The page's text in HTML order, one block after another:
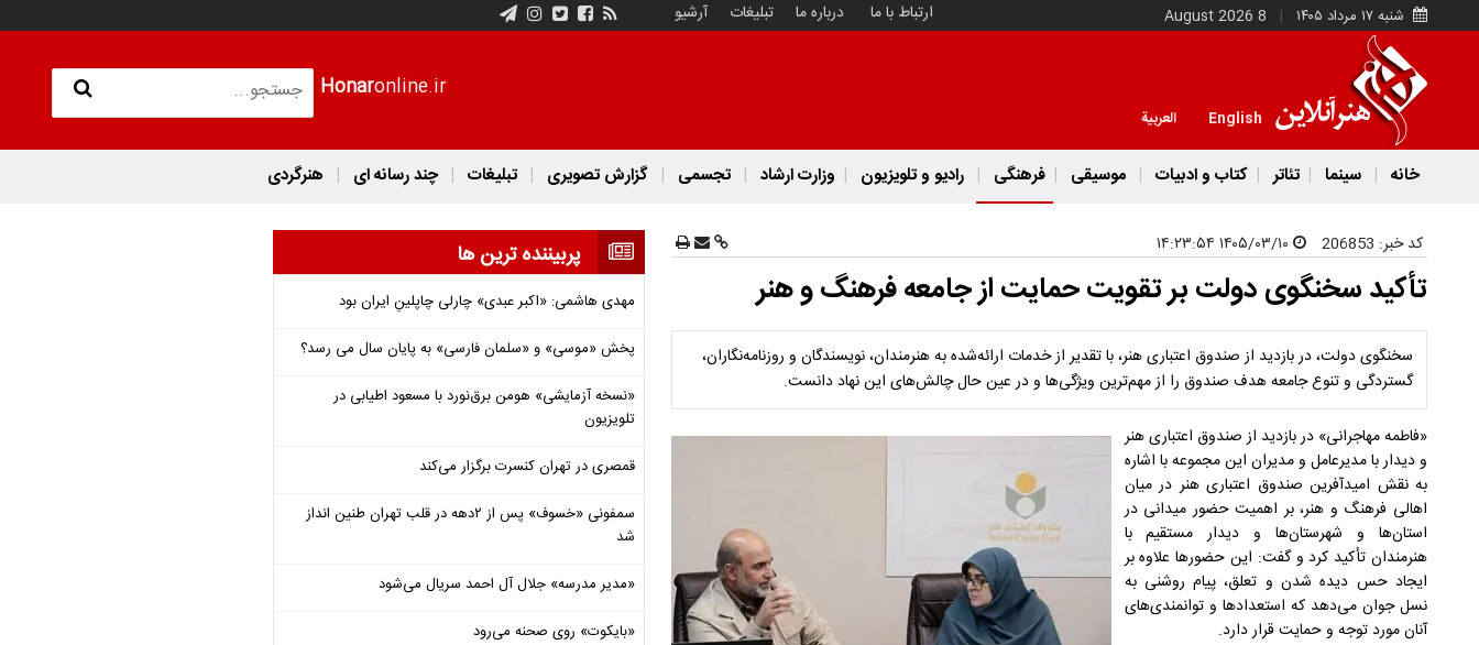
شنبه ۱۷ مرداد ۱۴۰۵ 8 August 2026 ارتباط با ما درباره ما تبلیغات آرشیو
Honaronline.ir
English العربية
خانه سینما تئاتر کتاب و ادبیات موسیقی فرهنگی رادیو و تلویزیون وزارت ارشاد تجسمی گزارش تصویری تبلیغات چند رسانه ای هنرگردی
کد خبر: 206853
تأکید سخنگوی دولت بر تقویت حمایت‌ از جامعه فرهنگ و هنر
سخنگوی دولت، در بازدید از صندوق اعتباری هنر، با تقدیر از خدمات ارائه‌شده به هنرمندان، نویسندگان و روزنامه‌نگاران،
گستردگی و تنوع جامعه هدف صندوق را از مهم‌ترین ویژگی‌ها و در عین حال چالش‌های این نهاد دانست.
«فاطمه مهاجرانی» در بازدید از صندوق اعتباری هنر
و دیدار با مدیرعامل و مدیران این مجموعه با اشاره
به نقش امیدآفرین صندوق اعتباری هنر در میان
اهالی فرهنگ و هنر، بر اهمیت حضور میدانی در
استان‌ها و شهرستان‌ها و دیدار مستقیم با
هنرمندان تأکید کرد و گفت: این حضورها علاوه بر
ایجاد حس دیده شدن و تعلق، پیام روشنی به
نسل جوان می‌دهد که استعدادها و توانمندی‌های
آنان مورد توجه و حمایت قرار دارد.
پربیننده ترین ها
مهدی هاشمی: «اکبر عبدی» چارلی چاپلینِ ایران بود
پخش «موسی» و «سلمان فارسی» به پایان سال می رسد؟
«نسخه آزمایشی» هومن برق‌نورد با مسعود اطیابی در
تلویزیون
قمصری در تهران کنسرت برگزار می‌کند
سمفونی «خسوف» پس از ۲دهه در قلب تهران طنین انداز
شد
«مدیر مدرسه» جلال آل احمد سریال می‌شود
«بایکوت» روی صحنه می‌رود